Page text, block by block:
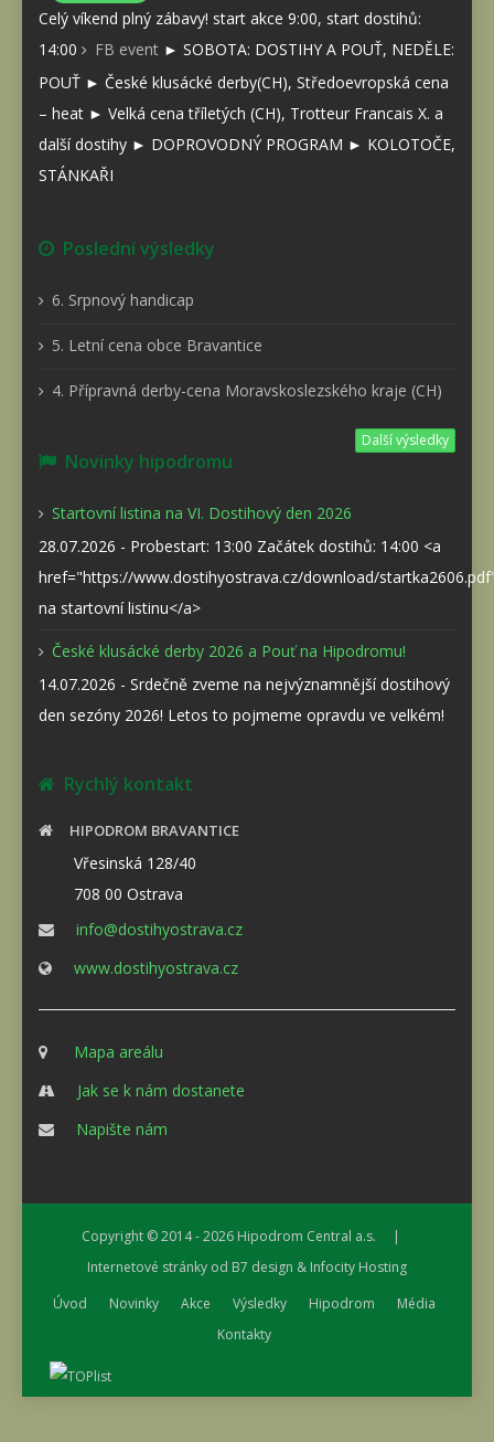
Celý víkend plný zábavy! start akce 9:00, start dostihů:
14:00
FB event ► SOBOTA: DOSTIHY A POUŤ, NEDĚLE:
POUŤ ► České klusácké derby(CH), Středoevropská cena
– heat ► Velká cena tříletých (CH), Trotteur Francais X. a
další dostihy ► DOPROVODNÝ PROGRAM ► KOLOTOČE,
STÁNKAŘI
Poslední výsledky
6. Srpnový handicap
5. Letní cena obce Bravantice
4. Přípravná derby-cena Moravskoslezského kraje (CH)
Další výsledky
Novinky hipodromu
Startovní listina na VI. Dostihový den 2026
28.07.2026 - Probestart: 13:00 Začátek dostihů: 14:00 <a
href="https://www.dostihyostrava.cz/download/
na startovní listinu</a>
České klusácké derby 2026 a Pouť na Hipodromu!
14.07.2026 - Srdečně zveme na nejvýznamnější dostihový
den sezóny 2026! Letos to pojmeme opravdu ve velkém!
Rychlý kontakt
HIPODROM BRAVANTICE
Vřesinská 128/40
708 00 Ostrava
info@dostihyostrava.cz
www.dostihyostrava.cz
Mapa areálu
Jak se k nám dostanete
Napište nám
Copyright © 2014 - 2026 Hipodrom Central a.s. |
Internetové stránky od B7 design & Infocity Hosting
Úvod
Novinky Akce Výsledky Hipodrom
Média
Kontakty